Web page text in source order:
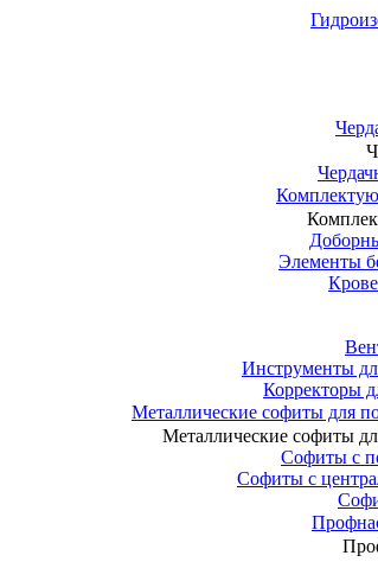
Элементы
Инструменты
Корректоры
Металлические софиты для
Металлические софиты
Софиты с
Софиты с